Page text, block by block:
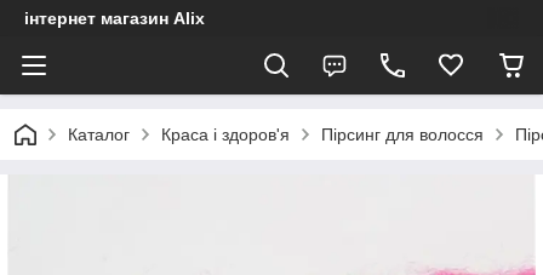
інтернет магазин Alix
Каталог Краса і здоров'я Пірсинг для волосся